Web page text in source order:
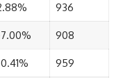
936
908
959